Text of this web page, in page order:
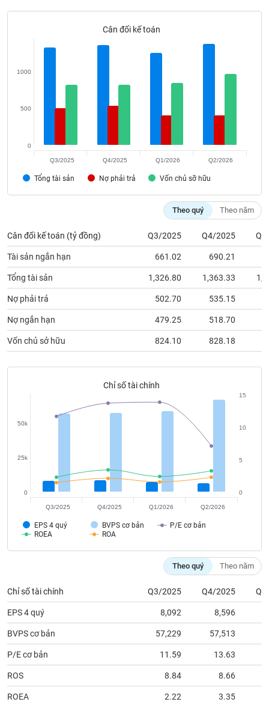
Cân đối kế toán
Tổng tài sản Nợ phải trả Vốn chủ sỡ hữu
0
500
1000
Q3/2025 Q4/2025 Q1/2026 Q2/2026
Theo quý Theo năm
Cân đối kế toán (tỷ đồng) Q3/2025 Q4/2025
Tài sản ngắn hạn 661.02 690.21
Tổng tài sản 1,326.80 1,363.33
Nợ phải trả 502.70 535.15
Nợ ngắn hạn 479.25 518.70
Vốn chủ sở hữu 824.10 828.18
Chỉ số tài chính
EPS 4 quý BVPS cơ bản
P/E cơ bản
ROEA
ROA
0
25k
50k
0
5
10
15
Q3/2025 Q4/2025 Q1/2026 Q2/2026
Theo quý Theo năm
Chỉ số tài chính Q3/2025 Q4/2025
EPS 4 quý 8,092 8,596
BVPS cơ bản 57,229 57,513
P/E cơ bản 11.59 13.63
ROS 8.84 8.66
ROEA 2.22 3.35
chính
Công
cụ
tư
thông
chính
Dữ